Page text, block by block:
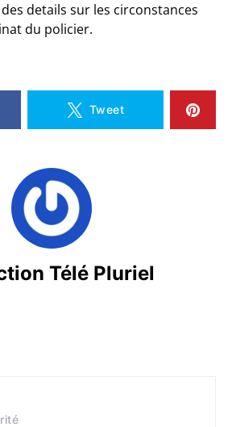
details sur les circonstances
du policier.
Tweet
Télé Pluriel